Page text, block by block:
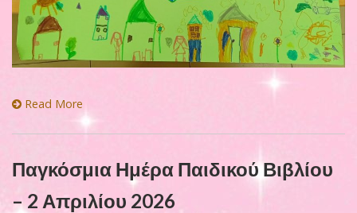
Read More
Παγκόσμια Ημέρα Παιδικού Βιβλίου
– 2 Απριλίου 2026